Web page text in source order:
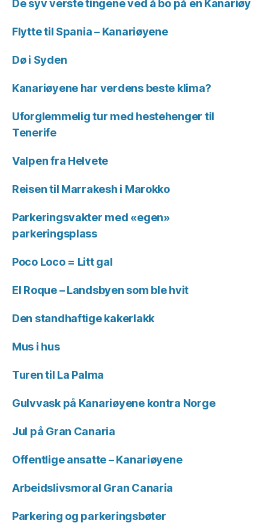
De syv verste tingene ved å bo på en Kanariøy
Flytte til Spania – Kanariøyene
Dø i Syden
Kanariøyene har verdens beste klima?
Uforglemmelig tur med hestehenger til
Tenerife
Valpen fra Helvete
Reisen til Marrakesh i Marokko
Parkeringsvakter med «egen»
parkeringsplass
Poco Loco = Litt gal
El Roque – Landsbyen som ble hvit
Den standhaftige kakerlakk
Mus i hus
Turen til La Palma
Gulvvask på Kanariøyene kontra Norge
Jul på Gran Canaria
Offentlige ansatte – Kanariøyene
Arbeidslivsmoral Gran Canaria
Parkering og parkeringsbøter